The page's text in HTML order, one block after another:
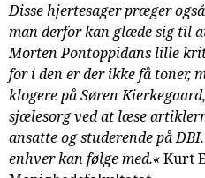
indlæg:
Tilbageblik
som
jeg
husker
det
Disse hjertesager præger
man derfor kan glæde sig til
Morten Pontoppidans lille
for i den er der ikke få toner,
klogere på Søren
sjælesorg ved at læse
ansatte og studerende på
enhver kan følge med.«Kurt